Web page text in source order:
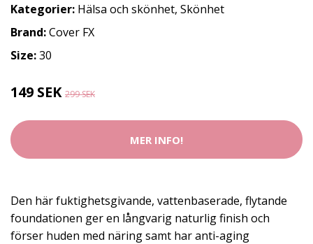
Kategorier: Hälsa och skönhet, Skönhet
Brand:Cover FX
Size:30
149 SEK 299 SEK
MER INFO!
Den här fuktighetsgivande, vattenbaserade, flytande
foundationen ger en långvarig naturlig finish och
förser huden med näring samt har anti-aging